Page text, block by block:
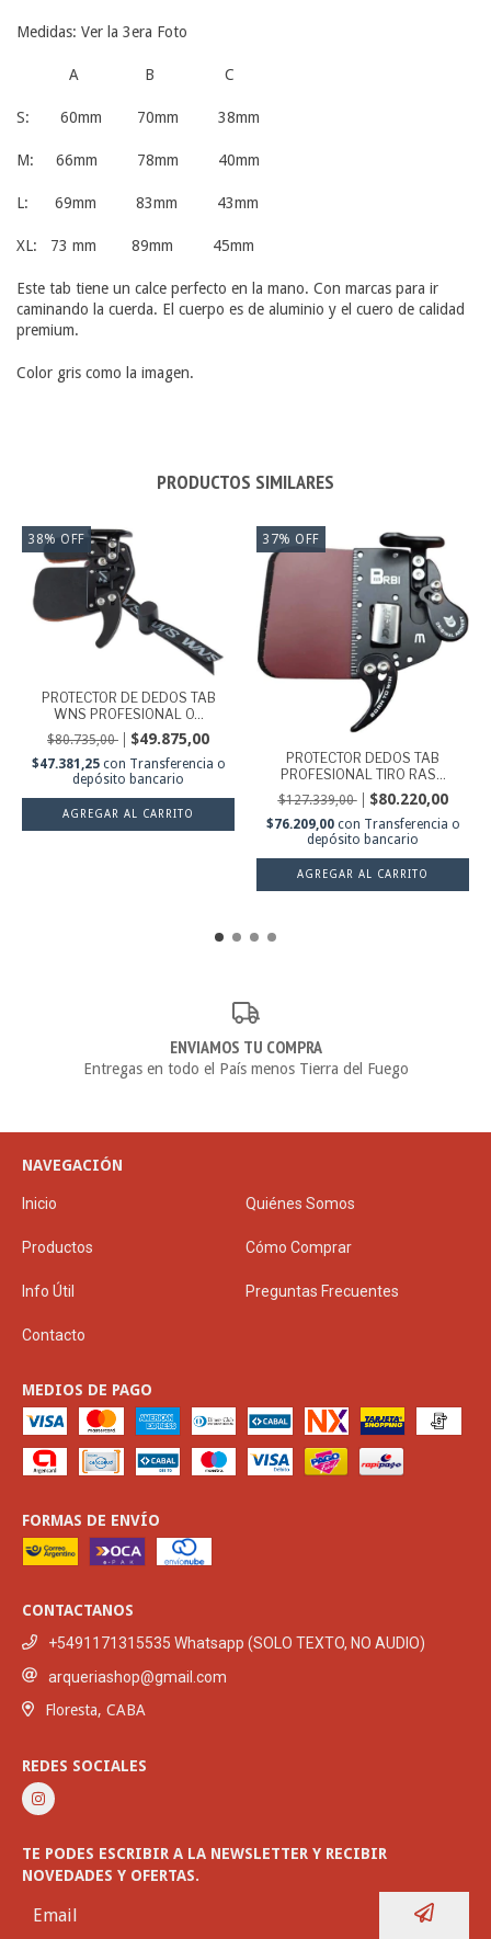
Medidas: Ver la 3era Foto
A B C
S: 60mm 70mm 38mm
M: 66mm 78mm 40mm
L: 69mm 83mm 43mm
XL: 73 mm 89mm 45mm
Este tab tiene un calce perfecto en la mano. Con marcas para ir
caminando la cuerda. El cuerpo es de aluminio y el cuero de calidad
premium.
Color gris como la imagen.
PRODUCTOS SIMILARES
38% OFF
PROTECTOR DE DEDOS TAB
WNS PROFESIONAL O...
$80.735,00 $49.875,00
$47.381,25 con Transferencia o
depósito bancario
AGREGAR AL CARRITO
37% OFF
PROTECTOR DEDOS TAB
PROFESIONAL TIRO RAS...
$127.339,00 $80.220,00
$76.209,00 con Transferencia o
depósito bancario
AGREGAR AL CARRITO
ENVIAMOS TU COMPRA
Entregas en todo el País menos Tierra del Fuego
NAVEGACIÓN
Inicio Quiénes Somos
Productos Cómo Comprar
Info Útil Preguntas Frecuentes
Contacto
MEDIOS DE PAGO
FORMAS DE ENVÍO
CONTACTANOS
+5491171315535 Whatsapp (SOLO TEXTO, NO AUDIO)
arqueriashop@gmail.com
Floresta, CABA
REDES SOCIALES
TE PODES ESCRIBIR A LA NEWSLETTER Y RECIBIR
NOVEDADES Y OFERTAS.